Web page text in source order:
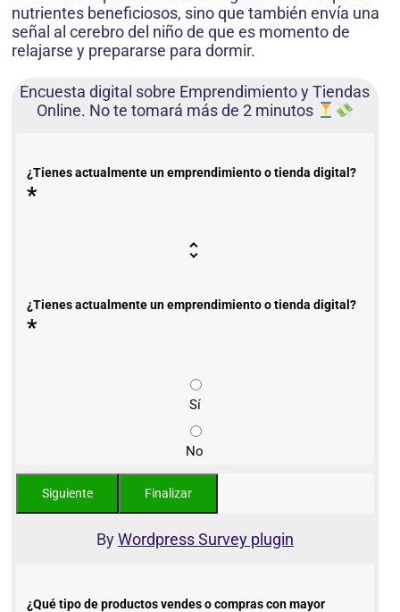
nutrientes beneficiosos, sino que también envía una
señal al cerebro del niño de que es momento de
relajarse y prepararse para dormir.
Encuesta digital sobre Emprendimiento y Tiendas
Online. No te tomará más de 2 minutos
¿Tienes actualmente un emprendimiento o tienda digital?
*
¿Tienes actualmente un emprendimiento o tienda digital?
*
Sí
No
ByWordpress Survey plugin
¿Qué tipo de productos vendes o compras con mayor